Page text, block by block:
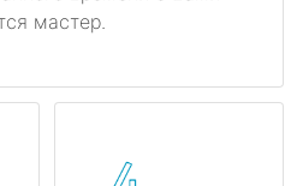
мастер.